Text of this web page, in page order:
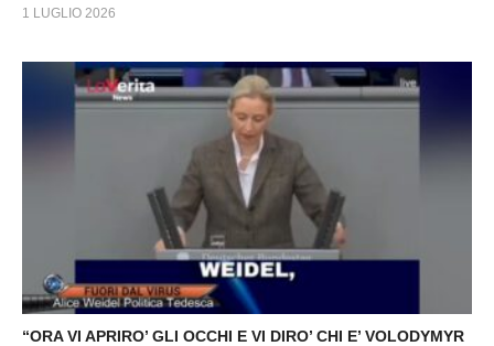
1 LUGLIO 2026
“ORA VI APRIRO’ GLI OCCHI E VI DIRO’ CHI E’ VOLODYMYR